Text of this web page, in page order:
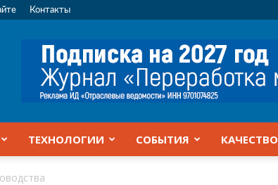
Контакты
ТЕХНОЛОГИИ СОБЫТИЯ КАЧЕСТВО